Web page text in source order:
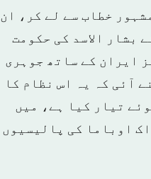
مشہور خطاب سے لے کر، ان
بشار الاسد کی حکومت
ایران کے ساتھ جوہری
آئی کہ یہ اس نظام کا
تیار کیا ہے، میں
اوباما کی پالیسیوں